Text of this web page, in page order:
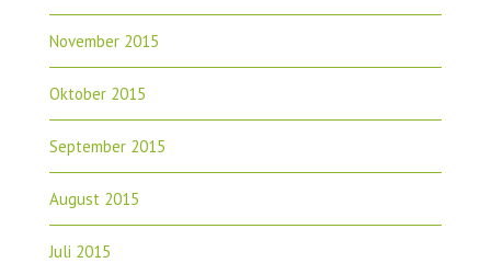
November 2015
Oktober 2015
September 2015
August 2015
Juli 2015